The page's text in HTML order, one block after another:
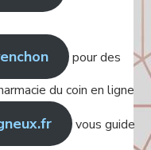
pour des
du coin en ligne
vous guide